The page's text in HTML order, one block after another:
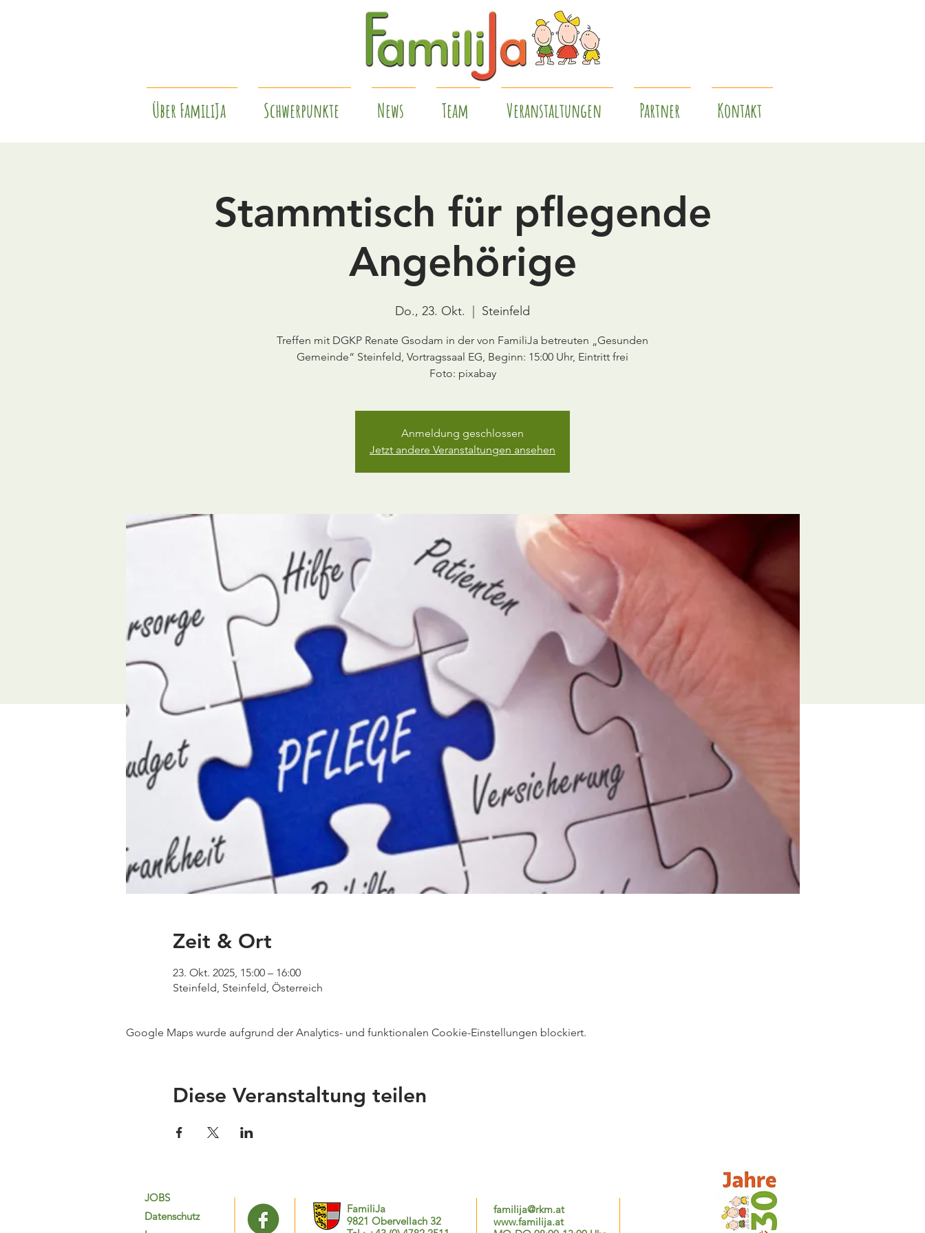
Über FamiliJa Schwerpunkte News Team Veranstaltungen Partner Kontakt
Stammtisch für pflegende
Angehörige
Do., 23. Okt. Steinfeld
Treffen mit DGKP Renate Gsodam in der von FamiliJa betreuten „Gesunden
Gemeinde“ Steinfeld, Vortragssaal EG, Beginn: 15:00 Uhr, Eintritt frei
Foto: pixabay
Anmeldung geschlossen
Jetzt andere Veranstaltungen ansehen
Zeit & Ort
23. Okt. 2025, 15:00 – 16:00
Steinfeld, Steinfeld, Österreich
Google Maps wurde aufgrund der Analytics- und funktionalen Cookie-Einstellungen blockiert.
Diese Veranstaltung teilen
JOBS
Datenschutz
FamiliJa
9821 Obervellach 32
familija@rkm.at
www.familija.at